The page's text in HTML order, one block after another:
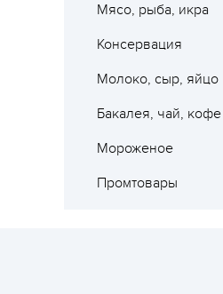
Мясо, рыба, икра
Консервация
Молоко, сыр, яйцо
Бакалея, чай, кофе
Мороженое
Промтовары